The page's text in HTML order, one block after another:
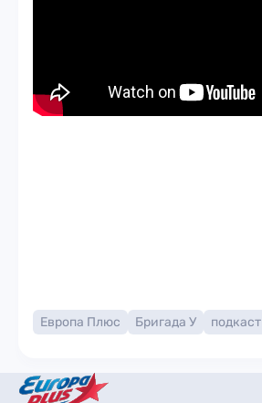
Европа Плюс Бригада У подкаст